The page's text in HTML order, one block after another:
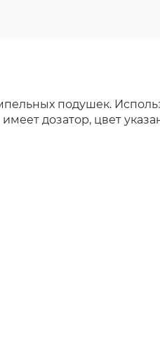
подушек.
дозатор, цвет